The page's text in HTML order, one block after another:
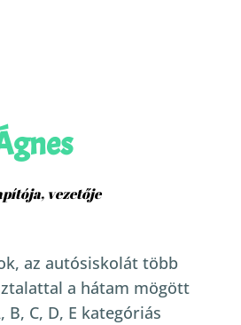
vezetője
az autósiskolát több
a hátam mögött
C, D, E kategóriás